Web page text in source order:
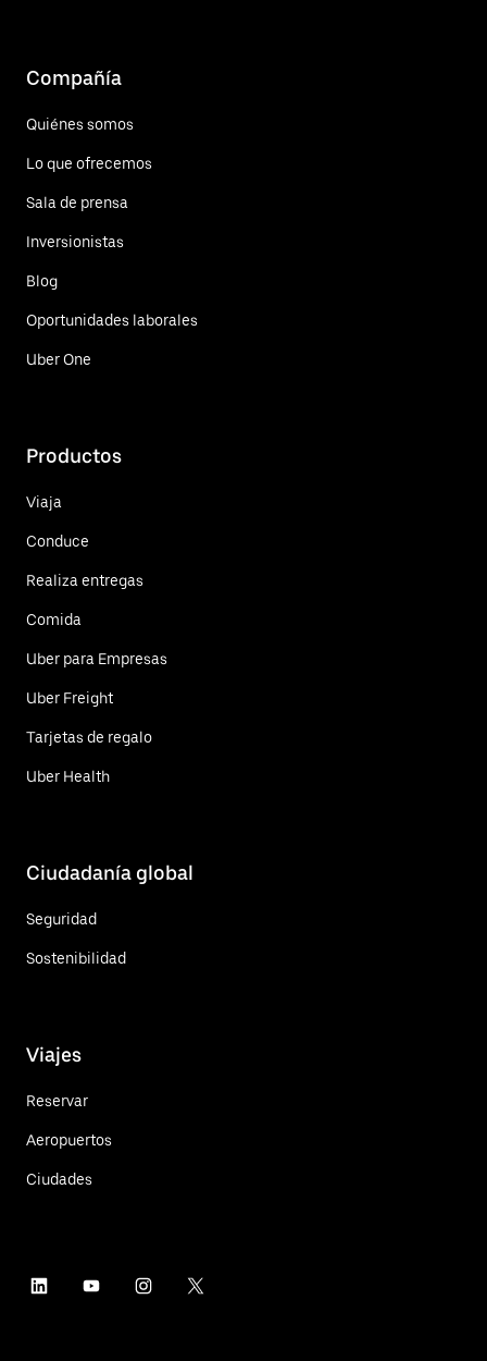
Compañía
Quiénes somos
Lo que ofrecemos
Sala de prensa
Inversionistas
Blog
Oportunidades laborales
Uber One
Productos
Viaja
Conduce
Realiza entregas
Comida
Uber para Empresas
Uber Freight
Tarjetas de regalo
Uber Health
Ciudadanía global
Seguridad
Sostenibilidad
Viajes
Reservar
Aeropuertos
Ciudades